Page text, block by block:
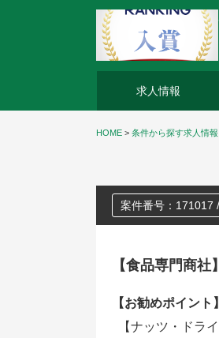
外資系企業の転職・キ
求人情報
HOME > 条件から探す求人情報
案件番号：171017
【食品専門商
【お勧めポイント】
【ナッツ・ドラ